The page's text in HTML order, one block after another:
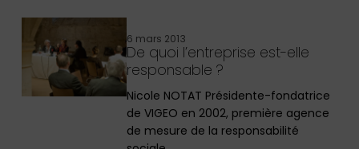
6 mars 2013
De quoi l’entreprise est-elle
responsable ?
Nicole NOTAT Présidente-fondatrice
de VIGEO en 2002, première agence
de mesure de la responsabilité